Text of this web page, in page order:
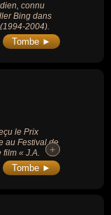
connu
Bing dans
2004).
Tombe ►
le Prix
au Festival de
« J.A.
Jean
+
+
Tombe ►